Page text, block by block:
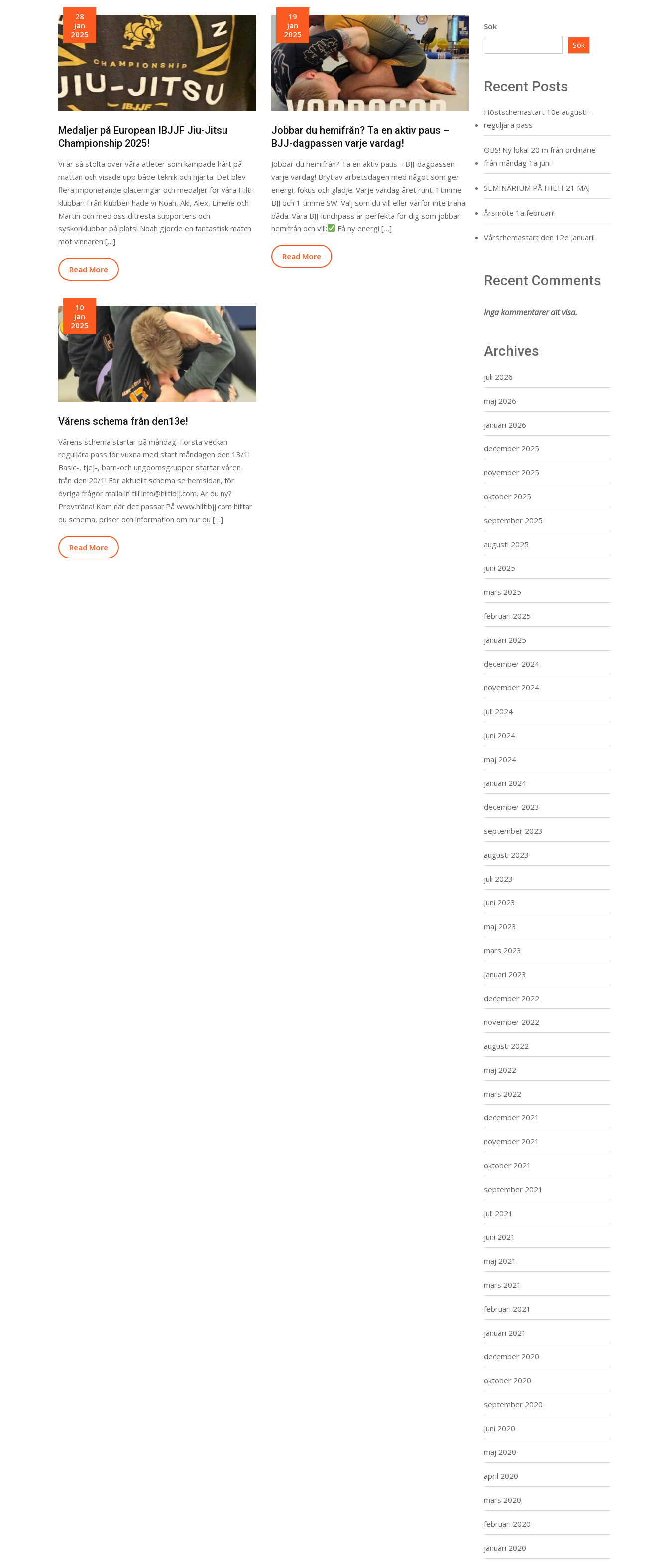
28
jan
2025
Medaljer på European IBJJF Jiu-Jitsu
Championship 2025!
Vi är så stolta över våra atleter som kämpade hårt på
mattan och visade upp både teknik och hjärta. Det blev
flera imponerande placeringar och medaljer för våra Hilti-
klubbar! Från klubben hade vi Noah, Aki, Alex, Emelie och
Martin och med oss ditresta supporters och
syskonklubbar på plats! Noah gjorde en fantastisk match
mot vinnaren […]
Read More
19
jan
2025
Jobbar du hemifrån? Ta en aktiv paus –
BJJ-dagpassen varje vardag!
Jobbar du hemifrån? Ta en aktiv paus – BJJ-dagpassen
varje vardag! Bryt av arbetsdagen med något som ger
energi, fokus och glädje. Varje vardag året runt. 1timme
BJJ och 1 timme SW. Välj som du vill eller varför inte träna
båda. Våra BJJ-lunchpass är perfekta för dig som jobbar
hemifrån och vill:
Få ny energi […]
Read More
10
jan
2025
Vårens schema från den13e!
Vårens schema startar på måndag. Första veckan
reguljära pass för vuxna med start måndagen den 13/1!
Basic-, tjej-, barn-och ungdomsgrupper startar våren
från den 20/1! För aktuellt schema se hemsidan, för
övriga frågor maila in till info@hiltibjj.com. Är du ny?
Provträna! Kom när det passar.På www.hiltibjj.com hittar
du schema, priser och information om hur du […]
Read More
Sök
Sök
Recent Posts
Höstschemastart 10e augusti –
reguljära pass
OBS! Ny lokal 20 m från ordinarie
från måndag 1a juni
SEMINARIUM PÅ HILTI 21 MAJ
Årsmöte 1a februari!
Vårschemastart den 12e januari!
Recent Comments
Inga kommentarer att visa.
Archives
juli 2026
maj 2026
januari 2026
december 2025
november 2025
oktober 2025
september 2025
augusti 2025
juni 2025
mars 2025
februari 2025
januari 2025
december 2024
november 2024
juli 2024
juni 2024
maj 2024
januari 2024
december 2023
september 2023
augusti 2023
juli 2023
juni 2023
maj 2023
mars 2023
januari 2023
december 2022
november 2022
augusti 2022
maj 2022
mars 2022
december 2021
november 2021
oktober 2021
september 2021
juli 2021
juni 2021
maj 2021
mars 2021
februari 2021
januari 2021
december 2020
oktober 2020
september 2020
juni 2020
maj 2020
april 2020
mars 2020
februari 2020
januari 2020